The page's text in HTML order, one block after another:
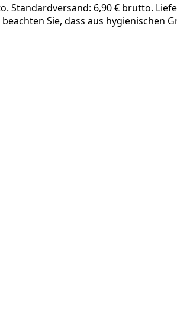
Standardversand: 6,90 € brutto.
Sie, dass aus